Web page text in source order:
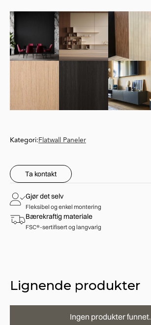
Kategori:Flatwall Paneler
Ta kontakt
Gjør det selv
Fleksibel og enkel montering
Bærekraftig materiale
FSC®-sertifisert og langvarig
Lignende produkter
Ingen produkter funnet.